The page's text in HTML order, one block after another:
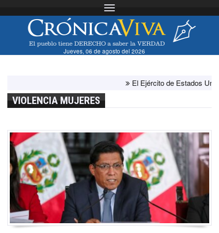
Toggle navigation
Jueves, 06 de agosto del 2026
El Ejército de Estados
VIOLENCIA MUJERES